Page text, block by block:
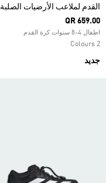
القدم لملاعب الأرضيات الصلبة
QR 659.00
اطفال 4-8 سنوات كرة القدم
2 Colours
جديد